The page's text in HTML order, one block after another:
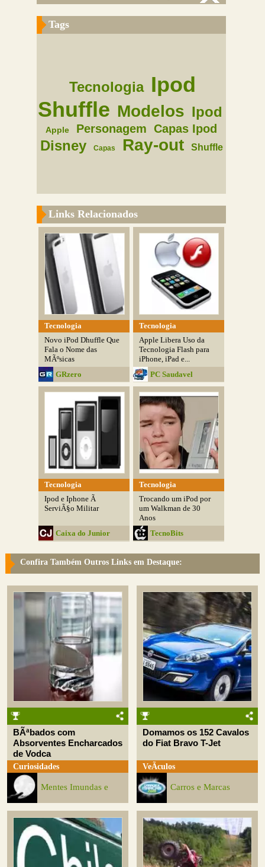
Tags
Tecnologia Ipod
Shuffle Modelos Ipod
Apple Personagem Capas Ipod
Disney Capas Ray-out Shuffle
Links Relacionados
Tecnologia
Novo iPod Dhuffle Que
Fala o Nome das
MÃºsicas
GRzero
Tecnologia
Apple Libera Uso da
Tecnologia Flash para
iPhone, iPad e...
PC Saudavel
Tecnologia
Ipod e Iphone Ã
ServiÃ§o Militar
Caixa do Junior
Tecnologia
Trocando um iPod por
um Walkman de 30
Anos
TecnoBits
Confira Também Outros Links em Destaque:
BÃªbados com
Absorventes Encharcados
de Vodca
Curiosidades
Mentes Imundas e
Domamos os 152 Cavalos
do Fiat Bravo T-Jet
VeÃ­culos
Carros e Marcas